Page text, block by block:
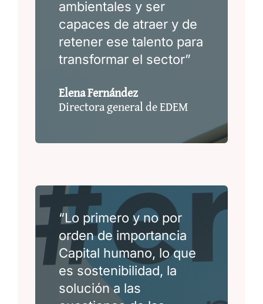
ambientales y ser
capaces de atraer y de
retener ese talento para
transformar el sector”
Elena Fernández
Directora general de EDEM
“Lo primero y no por
orden de importancia
Capital humano, lo que
es sostenibilidad, la
solución a las